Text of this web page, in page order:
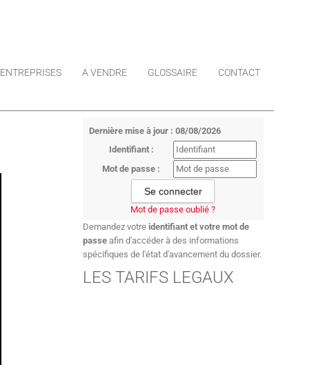
ENTREPRISES A VENDRE GLOSSAIRE CONTACT
Dernière mise à jour : 08/08/2026
Identifiant :
Mot de passe :
Mot de passe oublié ?
Demandez votre identifiant et votre mot de
passeafin d'accéder à des informations
spécifiques de l'état d'avancement du dossier.
LES TARIFS LEGAUX